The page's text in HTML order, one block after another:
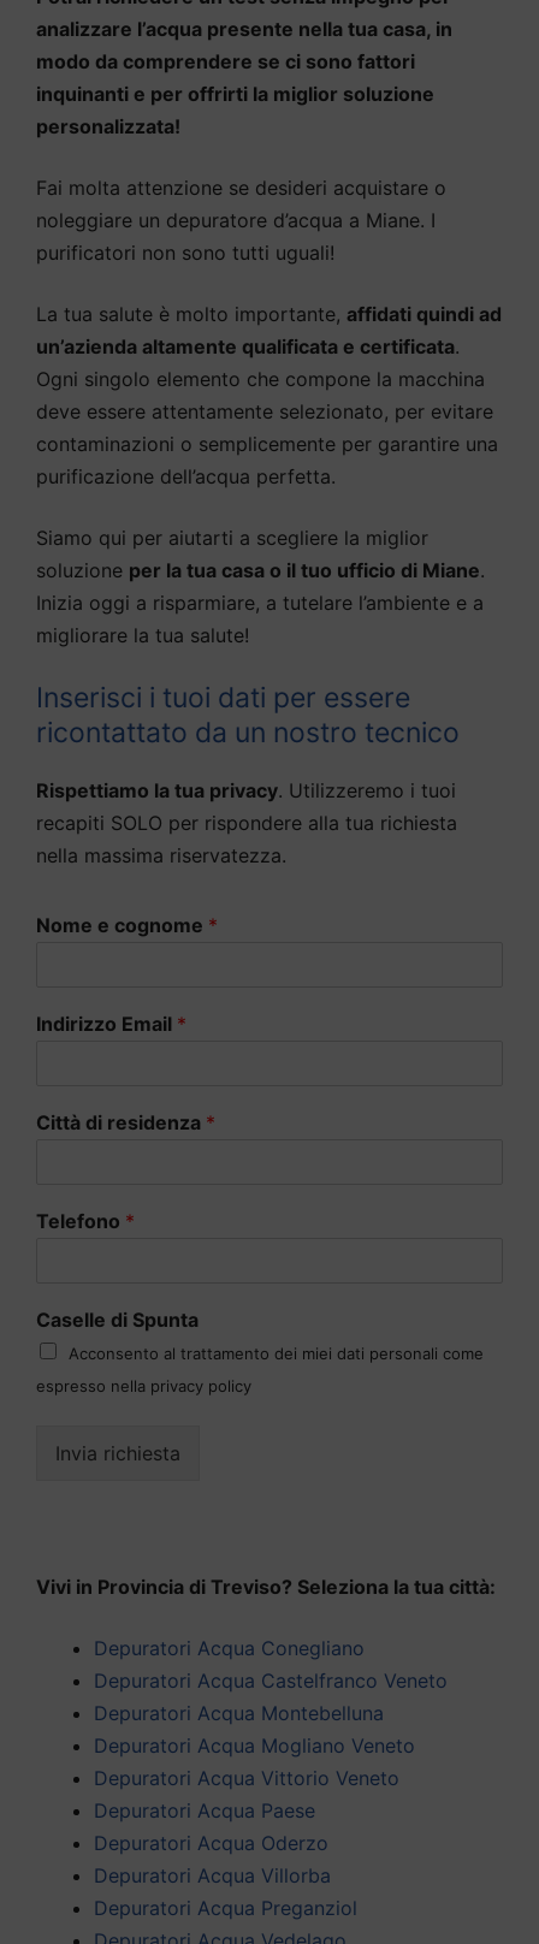
analizzare l’acqua presente nella tua casa, in
modo da comprendere se ci sono fattori
inquinanti e per offrirti la miglior soluzione
personalizzata!
Fai molta attenzione se desideri acquistare o
noleggiare un depuratore d’acqua a Miane. I
purificatori non sono tutti uguali!
La tua salute è molto importante, affidati quindi ad
un’azienda altamente qualificata e certificata.
Ogni singolo elemento che compone la macchina
deve essere attentamente selezionato, per evitare
contaminazioni o semplicemente per garantire una
purificazione dell’acqua perfetta.
Siamo qui per aiutarti a scegliere la miglior
soluzione per la tua casa o il tuo ufficio di Miane.
Inizia oggi a risparmiare, a tutelare l’ambiente e a
migliorare la tua salute!
Inserisci i tuoi dati per essere
ricontattato da un nostro tecnico
Rispettiamo la tua privacy. Utilizzeremo i tuoi
recapiti SOLO per rispondere alla tua richiesta
nella massima riservatezza.
Nome e cognome *
Indirizzo Email *
Città di residenza *
Telefono *
Caselle di Spunta
Acconsento al trattamento dei miei dati personali come
espresso nella privacy policy
Invia richiesta
Vivi in Provincia di Treviso? Seleziona la tua città:
Depuratori Acqua Conegliano
Depuratori Acqua Castelfranco Veneto
Depuratori Acqua Montebelluna
Depuratori Acqua Mogliano Veneto
Depuratori Acqua Vittorio Veneto
Depuratori Acqua Paese
Depuratori Acqua Oderzo
Depuratori Acqua Villorba
Depuratori Acqua Preganziol